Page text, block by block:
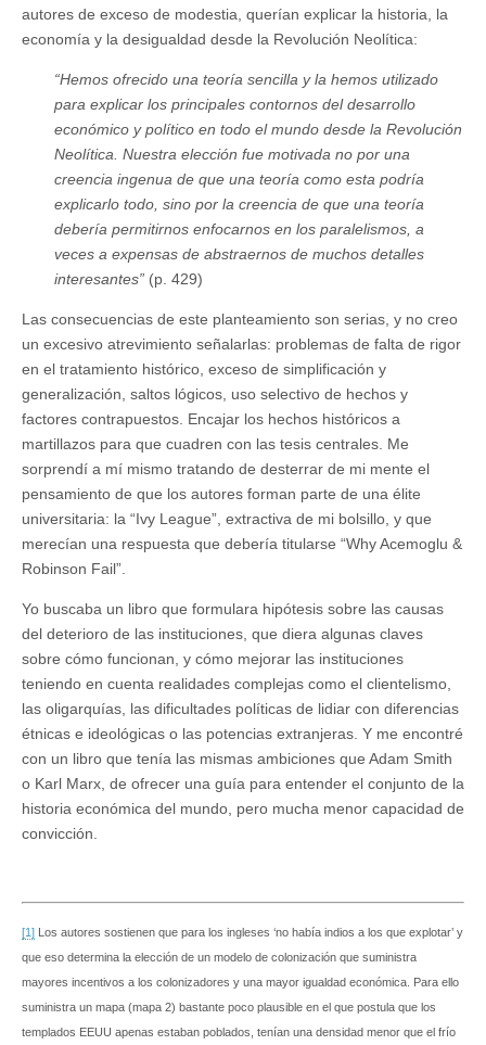
autores de exceso de modestia, querían explicar la historia, la
economía y la desigualdad desde la Revolución Neolítica:
“Hemos ofrecido una teoría sencilla y la hemos utilizado
para explicar los principales contornos del desarrollo
económico y político en todo el mundo desde la Revolución
Neolítica. Nuestra elección fue motivada no por una
creencia ingenua de que una teoría como esta podría
explicarlo todo, sino por la creencia de que una teoría
debería permitirnos enfocarnos en los paralelismos, a
veces a expensas de abstraernos de muchos detalles
interesantes” (p. 429)
Las consecuencias de este planteamiento son serias, y no creo
un excesivo atrevimiento señalarlas: problemas de falta de rigor
en el tratamiento histórico, exceso de simplificación y
generalización, saltos lógicos, uso selectivo de hechos y
factores contrapuestos. Encajar los hechos históricos a
martillazos para que cuadren con las tesis centrales. Me
sorprendí a mí mismo tratando de desterrar de mi mente el
pensamiento de que los autores forman parte de una élite
universitaria: la “Ivy League”, extractiva de mi bolsillo, y que
merecían una respuesta que debería titularse “Why Acemoglu &
Robinson Fail”.
Yo buscaba un libro que formulara hipótesis sobre las causas
del deterioro de las instituciones, que diera algunas claves
sobre cómo funcionan, y cómo mejorar las instituciones
teniendo en cuenta realidades complejas como el clientelismo,
las oligarquías, las dificultades políticas de lidiar con diferencias
étnicas e ideológicas o las potencias extranjeras. Y me encontré
con un libro que tenía las mismas ambiciones que Adam Smith
o Karl Marx, de ofrecer una guía para entender el conjunto de la
historia económica del mundo, pero mucha menor capacidad de
convicción.
[1] Los autores sostienen que para los ingleses ‘no había indios a los que explotar’ y
que eso determina la elección de un modelo de colonización que suministra
mayores incentivos a los colonizadores y una mayor igualdad económica. Para ello
suministra un mapa (mapa 2) bastante poco plausible en el que postula que los
templados EEUU apenas estaban poblados, tenían una densidad menor que el frío